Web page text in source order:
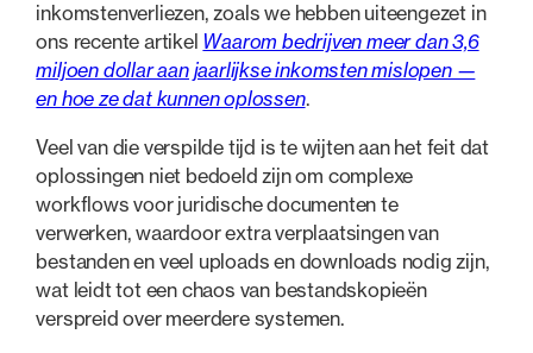
inkomstenverliezen, zoals we hebben uiteengezet in
ons recente artikel Waarom bedrijven meer dan 3,6
miljoen dollar aan jaarlijkse inkomsten mislopen —
en hoe ze dat kunnen oplossen.
Veel van die verspilde tijd is te wijten aan het feit dat
oplossingen niet bedoeld zijn om complexe
workflows voor juridische documenten te
verwerken, waardoor extra verplaatsingen van
bestanden en veel uploads en downloads nodig zijn,
wat leidt tot een chaos van bestandskopieën
verspreid over meerdere systemen.